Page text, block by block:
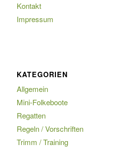
Kontakt
Impressum
KATEGORIEN
Allgemein
Mini-Folkeboote
Regatten
Regeln / Vorschriften
Trimm / Training